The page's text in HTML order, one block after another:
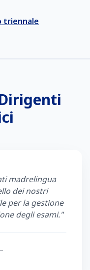
triennale
madrelingua
dei nostri
per la gestione
degli esami."